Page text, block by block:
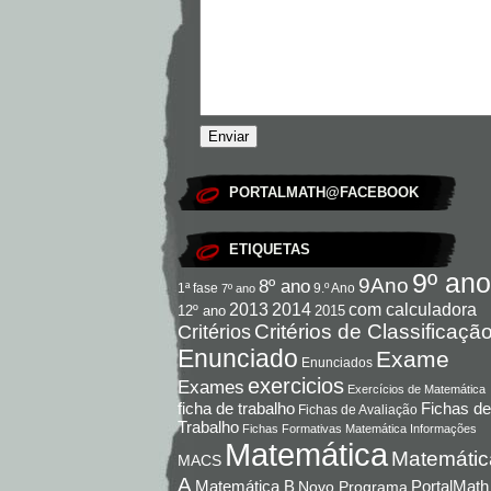
PORTALMATH@FACEBOOK
ETIQUETAS
1ª fase 7º ano 8º ano 9.º Ano 9Ano 9º ano
12º ano 2013 2014 2015 com calculadora
Critérios Critérios de
Enunciado Enunciados Exame
Exames exercicios Exercícios de Matemática
ficha de trabalho Fichas de Avaliação Fichas de
Trabalho Fichas Formativas Matemática Informações
MACS Matemática
A Matemática B Novo Programa PortalMath